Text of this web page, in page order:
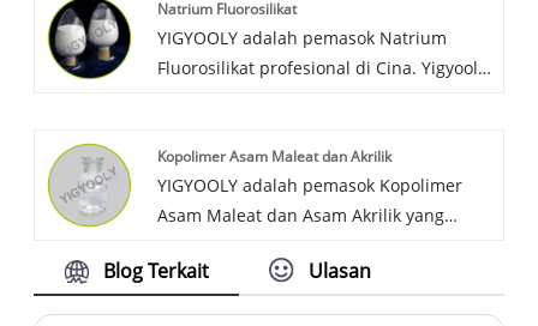
jumlah besar ke pelanggan global setiap
tahun. Kami menyediakan produk
berkualitas baik dan layanan efisien
Natrium Fluorosilikat
YIGYOOLY adalah pemasok Natrium
Fluorosilikat profesional di Cina. Yigyooly
memasok harga yang kompetitif dan
stabil dan berkualitas tinggi bagi
pelanggan.
Kopolimer Asam Maleat dan Akrilik
YIGYOOLY adalah pemasok Kopolimer
Asam Maleat dan Asam Akrilik yang
YIGYOOLY Maleat dan Akrilik kualitas
Blog Terkait Ulasan